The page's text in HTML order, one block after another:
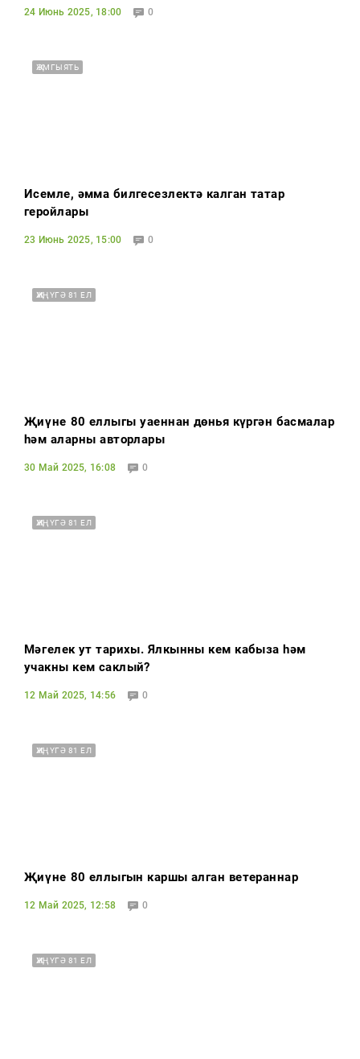
24 Июнь 2025, 18:00 0
ҖӘМГЫЯТЬ
Исемле, әмма билгесезлектә калган татар
геройлары
23 Июнь 2025, 15:00 0
ҖИҢҮГӘ 81 ЕЛ
Җиңүнең 80 еллыгы уңаеннан дөнья күргән басмалар
һәм аларның авторлары
30 Май 2025, 16:08 0
ҖИҢҮГӘ 81 ЕЛ
Мәңгелек ут тарихы. Ялкынны кем кабыза һәм
учакны кем саклый?
12 Май 2025, 14:56 0
ҖИҢҮГӘ 81 ЕЛ
Җиңүнең 80 еллыгын каршы алган ветераннар
12 Май 2025, 12:58 0
ҖИҢҮГӘ 81 ЕЛ